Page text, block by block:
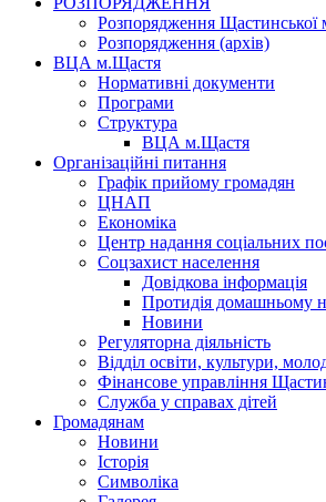
Розпорядження Щастинської
Розпорядження (архів)
ВЦА м.Щастя
Нормативні документи
Програми
Структура
ВЦА м.Щастя
Організаційні питання
Графік прийому громадян
ЦНАП
Економіка
Центр надання соціальних
Соцзахист населення
Довідкова інформація
Протидія домашньому
Новини
Регуляторна діяльність
Відділ освіти, культури,
Фінансове управління
Служба у справах дітей
Громадянам
Новини
Історія
Символіка